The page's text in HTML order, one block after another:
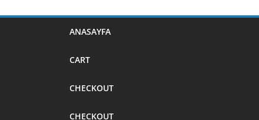
ANASAYFA
CART
CHECKOUT
CHECKOUT